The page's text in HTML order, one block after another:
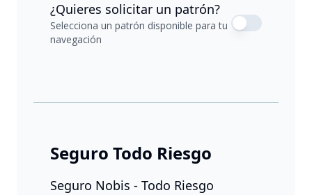
¿Quieres solicitar un patrón?
Selecciona un patrón disponible para tu
navegación
Seguro Todo Riesgo
Seguro Nobis - Todo Riesgo